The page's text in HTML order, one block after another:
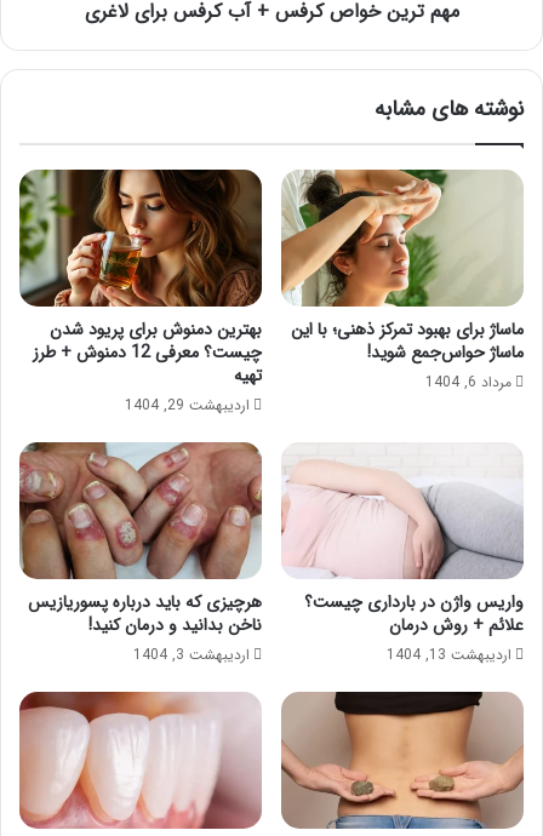
مهم ترین خواص کرفس + آب کرفس برای لاغری
نوشته های مشابه
ماساژ برای بهبود تمرکز ذهنی؛ با این
ماساژ حواس‌جمع شوید!
مرداد 6, 1404
بهترین دمنوش برای پریود شدن
چیست؟ معرفی 12 دمنوش + طرز
تهیه
اردیبهشت 29, 1404
واریس واژن در بارداری چیست؟
علائم + روش درمان
اردیبهشت 13, 1404
هرچیزی که باید درباره پسوریازیس
ناخن بدانید و درمان کنید!
اردیبهشت 3, 1404